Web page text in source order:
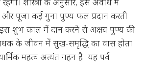
और पूजा कई गुना पुण्य फल प्रदान करती
इस शुभ काल में दान करने से अक्षय पुण्य की
के जीवन में सुख-समृद्धि का वास होता
महत्व अत्यंत गहन है। यह पर्व